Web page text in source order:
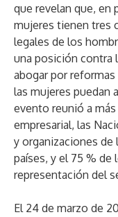
que revelan que, en
mujeres tienen tres
legales de los
una posición contra
abogar por reformas
las mujeres puedan
evento reunió a
empresarial, las
y organizaciones de
países, y el 75 %
representación del
El 24 de marzo de